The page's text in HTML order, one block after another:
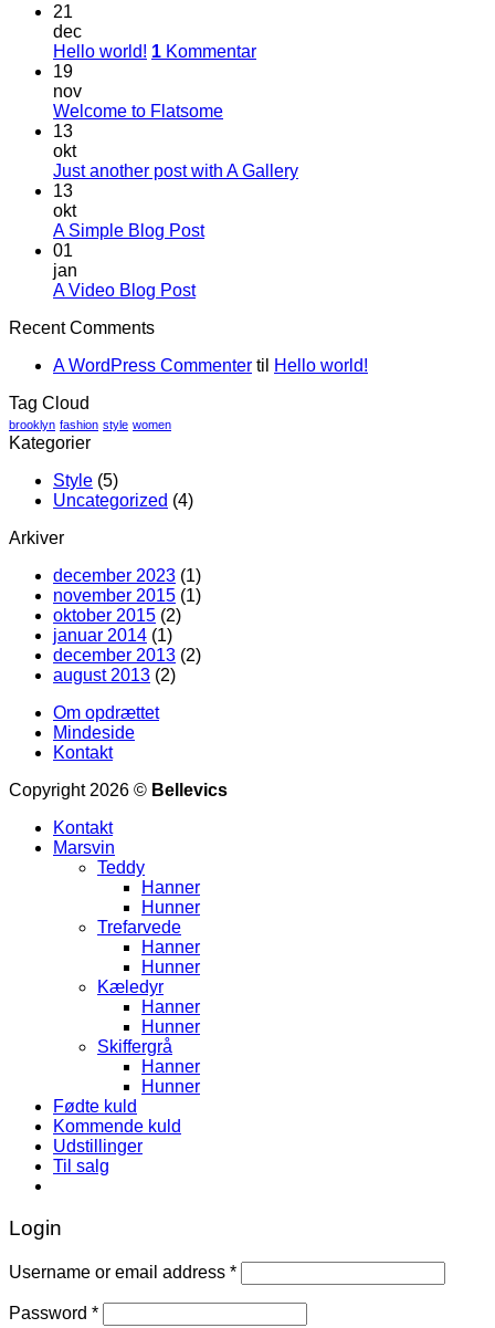
21
dec
Hello world! 1 Kommentar
19
nov
Welcome to Flatsome
13
okt
Just another post with A Gallery
13
okt
A Simple Blog Post
01
jan
A Video Blog Post
Recent Comments
A WordPress Commenter til
Hello world!
Tag Cloud
brooklyn fashion style women
Kategorier
Style (5)
Uncategorized (4)
Arkiver
december 2023 (1)
november 2015 (1)
oktober 2015 (2)
januar 2014 (1)
december 2013 (2)
august 2013 (2)
Om opdrættet
Mindeside
Kontakt
Copyright 2026 © Bellevics
Kontakt
Marsvin
Teddy
Hanner
Hunner
Trefarvede
Hanner
Hunner
Kæledyr
Hanner
Hunner
Skiffergrå
Hanner
Hunner
Fødte kuld
Kommende kuld
Udstillinger
Til salg
Login
Username or email address *
Password *